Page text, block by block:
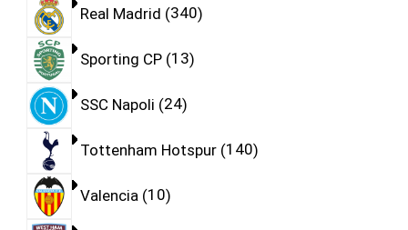
Real Madrid 340
Sporting CP 13
SSC Napoli 24
Tottenham Hotspur 140
Valencia 10